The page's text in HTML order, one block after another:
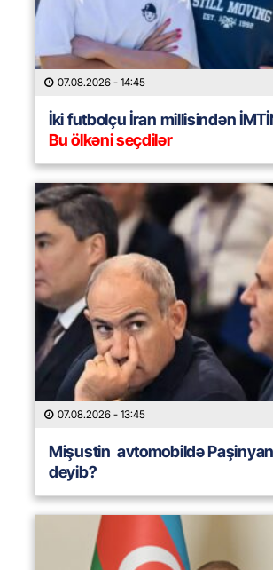
07.08.2026 - 14:45
İki futbolçu İran millisindən
Bu ölkəni seçdilər
07.08.2026 - 13:45
Mişustin avtomobildə
deyib?